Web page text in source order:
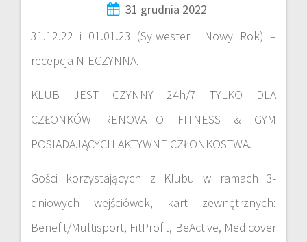
31 grudnia 2022
31.12.22 i 01.01.23 (Sylwester i Nowy Rok) –
recepcja NIECZYNNA.
KLUB JEST CZYNNY 24h/7 TYLKO DLA
CZŁONKÓW RENOVATIO FITNESS & GYM
POSIADAJĄCYCH AKTYWNE CZŁONKOSTWA.
Gości korzystających z Klubu w ramach 3-
dniowych wejściówek, kart zewnętrznych:
Benefit/Multisport, FitProfit, BeActive, Medicover